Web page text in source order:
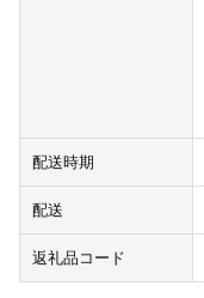
配送時期
配送
返礼品コード